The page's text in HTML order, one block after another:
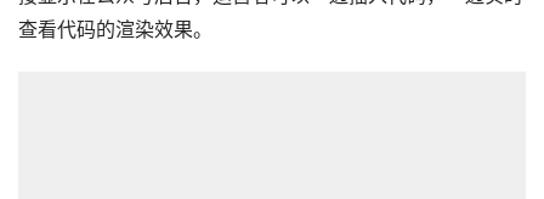
查看代码的渲染效果。